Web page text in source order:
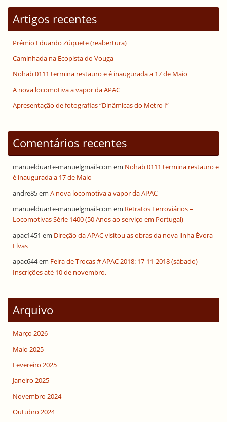
Artigos recentes
Prémio Eduardo Zúquete (reabertura)
Caminhada na Ecopista do Vouga
Nohab 0111 termina restauro e é inaugurada a 17 de Maio
A nova locomotiva a vapor da APAC
Apresentação de fotografias “Dinâmicas do Metro I”
Comentários recentes
manuelduarte-manuelgmail-com em Nohab 0111 termina restauro e
é inaugurada a 17 de Maio
andre85em A nova locomotiva a vapor da APAC
manuelduarte-manuelgmail-com em Retratos Ferroviários –
Locomotivas Série 1400 (50 Anos ao serviço em Portugal)
apac1451 em Direção da APAC visitou as obras da nova linha Évora –
Elvas
apac644em Feira de Trocas # APAC 2018: 17-11-2018 (sábado) –
Inscrições até 10 de novembro.
Arquivo
Março 2026
Maio 2025
Fevereiro 2025
Janeiro 2025
Novembro 2024
Outubro 2024